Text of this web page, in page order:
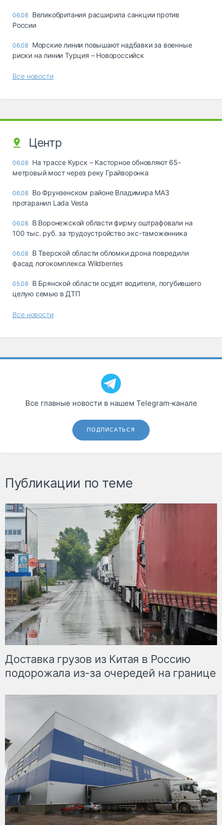
06.08 Великобритания расширила санкции против
России
06.08 Морские линии повышают надбавки за военные
риски на линии Турция – Новороссийск
Все новости
Центр
06.08 На трассе Курск – Касторное обновляют 65-
метровый мост через реку Грайворонка
06.08 Во Фрунзенском районе Владимира МАЗ
протаранил Lada Vesta
06.08 В Воронежской области фирму оштрафовали на
100 тыс. руб. за трудоустройство экс-таможенника
06.08 В Тверской области обломки дрона повредили
фасад логокомплекса Wildberries
05.08 В Брянской области осудят водителя, погубившего
целую семью в ДТП
Все новости
Все главные новости в нашем Telegram‑канале
ПОДПИСАТЬСЯ
Публикации по теме
Доставка грузов из Китая в Россию
подорожала из-за очередей на границе